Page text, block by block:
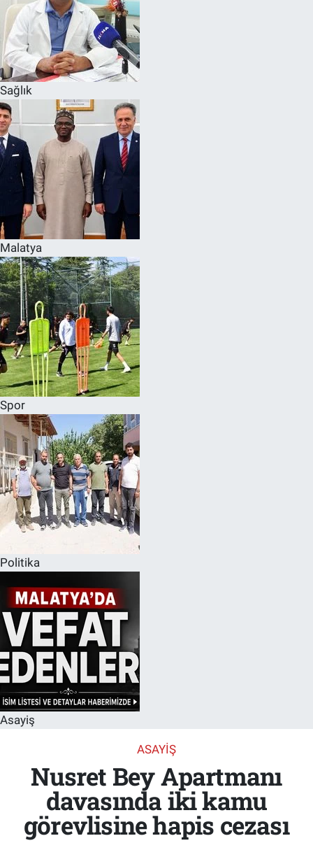
Sağlık
Malatya
Spor
Politika
Asayiş
ASAYIŞ
Nusret Bey Apartmanı
davasında iki kamu
görevlisine hapis cezası